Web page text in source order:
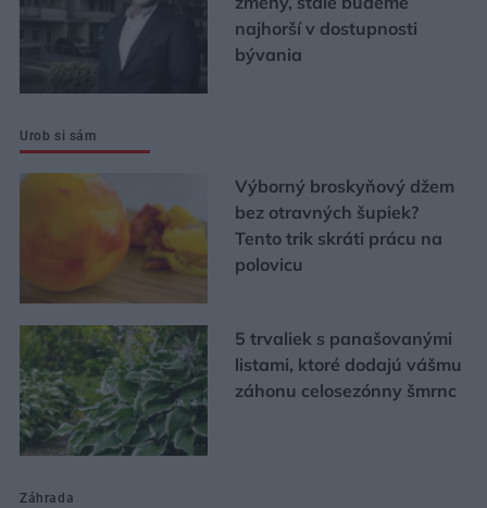
najhorší v dostupnosti
bývania
Urob si sám
Výborný broskyňový džem
bez otravných šupiek?
Tento trik skráti prácu na
polovicu
5 trvaliek s panašovanými
listami, ktoré dodajú vášmu
záhonu celosezónny šmrnc
Záhrada